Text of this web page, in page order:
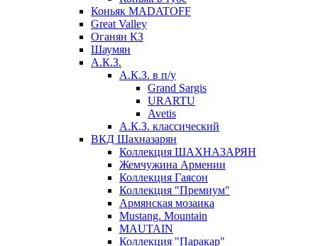
Коньяк MADATOFF
Great Valley
Оганян КЗ
Шаумян
А.К.З.
А.К.З. в п/у
Grand Sargis
URARTU
Avetis
А.К.З. классический
ВКД Шахназарян
Коллекция ШАХНАЗАРЯН
Жемчужина Армении
Коллекция Гаясон
Коллекция "Премиум"
Армянская мозаика
Mustang. Mountain
MAUTAIN
Коллекция "Паракар"